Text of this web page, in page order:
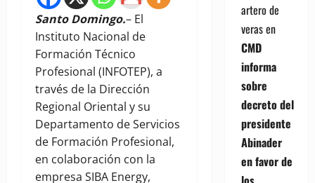
Santo Domingo.– El
Instituto Nacional de
Formación Técnico
Profesional (INFOTEP), a
través de la Dirección
Regional Oriental y su
Departamento de Servicios
de Formación Profesional,
en colaboración con la
empresa SIBA Energy,
artero de
verasen
CMD
informa
sobre
decreto del
presidente
Abinader
en favor de